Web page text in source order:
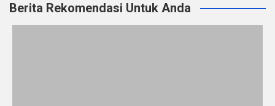
Berita Rekomendasi Untuk Anda